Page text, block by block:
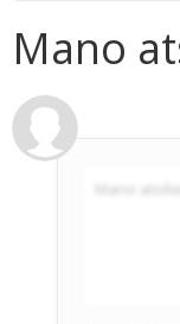
Mano